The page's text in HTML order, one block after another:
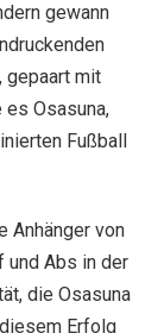
gewann
gepaart mit
Osasuna,
Fußball
Anhänger von
und Abs in der
die Osasuna
Erfolg